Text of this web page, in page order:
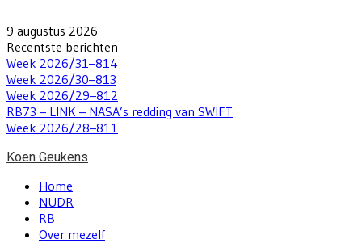
to
content
9 augustus 2026
Recentste berichten
Week 2026/31–814
Week 2026/30–813
Week 2026/29–812
RB73 – LINK – NASA’s redding van SWIFT
Week 2026/28–811
Koen Geukens
Home
NUDR
RB
Over mezelf